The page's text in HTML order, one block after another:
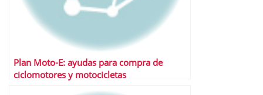
Plan Moto-E: ayudas para compra de
ciclomotores y motocicletas